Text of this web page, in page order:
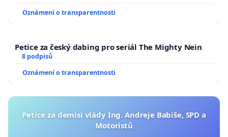
Oznámení o transparentnosti
Petice za český dabing pro seriál The Mighty Nein
8 podpisů
Oznámení o transparentnosti
Petice za demisi vlády Ing. Andreje Babiše, SPD a
Motoristů